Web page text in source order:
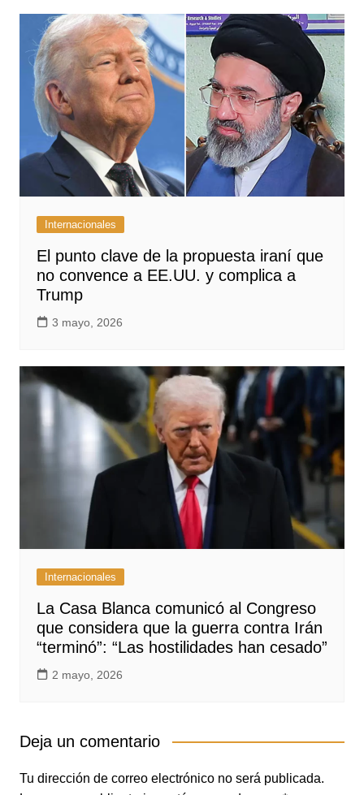
Internacionales
El punto clave de la propuesta iraní que
no convence a EE.UU. y complica a
Trump
3 mayo, 2026
Internacionales
La Casa Blanca comunicó al Congreso
que considera que la guerra contra Irán
“terminó”: “Las hostilidades han cesado”
2 mayo, 2026
Deja un comentario
Tu dirección de correo electrónico no será publicada.